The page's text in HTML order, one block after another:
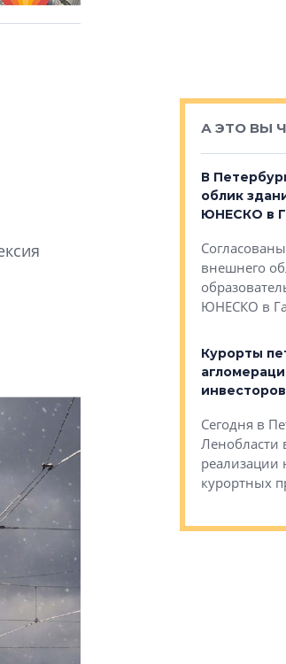
А ЭТО ВЫ
Торосово — антидот
фальш-панелей
строящихся
В
облик
ЮНЕСКО в
внешнего
ЮНЕСКО в
Курорты
инвесторов
Сегодня в
Ленобласти
реализации
курортных